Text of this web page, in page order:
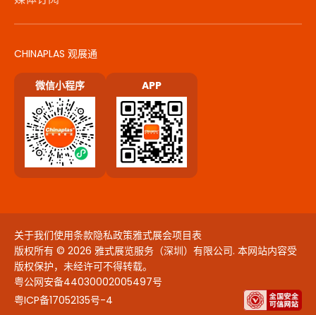
CHINAPLAS 观展通
微信小程序 APP
关于我们使用条款隐私政策雅式展会项目表
版权所有 © 2026 雅式展览服务（深圳）有限公司. 本网站内容受
版权保护，未经许可不得转载。
粤公网安备44030002005497号
粤ICP备17052135号-4